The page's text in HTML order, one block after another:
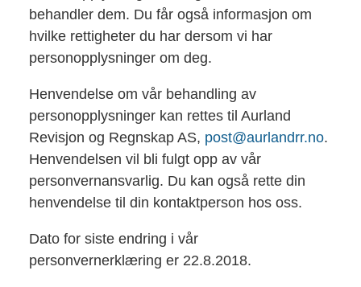
behandler dem. Du får også informasjon om
hvilke rettigheter du har dersom vi har
personopplysninger om deg.
Henvendelse om vår behandling av
personopplysninger kan rettes til Aurland
Revisjon og Regnskap AS, post@aurlandrr.no.
Henvendelsen vil bli fulgt opp av vår
personvernansvarlig. Du kan også rette din
henvendelse til din kontaktperson hos oss.
Dato for siste endring i vår
personvernerklæring er 22.8.2018.